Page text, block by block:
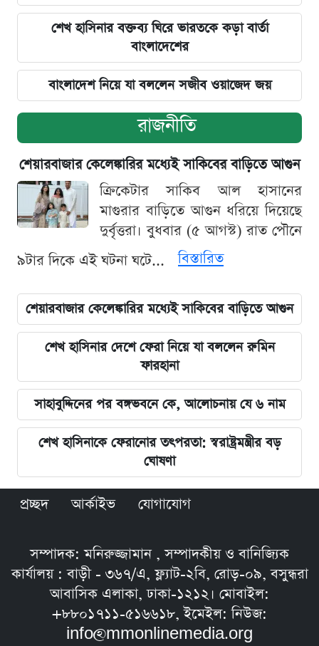
শেখ হাসিনার বক্তব্য ঘিরে ভারতকে কড়া বার্তা
বাংলাদেশের
বাংলাদেশ নিয়ে যা বললেন সজীব ওয়াজেদ জয়
রাজনীতি
শেয়ারবাজার কেলেঙ্কারির মধ্যেই সাকিবের বাড়িতে আগুন
ক্রিকেটার সাকিব আল হাসানের
মাগুরার বাড়িতে আগুন ধরিয়ে দিয়েছে
দুর্বৃত্তরা। বুধবার (৫ আগস্ট) রাত পৌনে
৯টার দিকে এই ঘটনা ঘটে...
বিস্তারিত
শেয়ারবাজার কেলেঙ্কারির মধ্যেই সাকিবের বাড়িতে আগুন
শেখ হাসিনার দেশে ফেরা নিয়ে যা বললেন রুমিন
ফারহানা
সাহাবুদ্দিনের পর বঙ্গভবনে কে, আলোচনায় যে ৬ নাম
শেখ হাসিনাকে ফেরানোর তৎপরতা: স্বরাষ্ট্রমন্ত্রীর বড়
ঘোষণা
প্রচ্ছদ আর্কাইভ যোগাযোগ
সম্পাদক: মনিরুজ্জামান , সম্পাদকীয় ও বানিজ্যিক
কার্যালয় : বাড়ী - ৩৬৭/এ, ফ্ল্যাট-২বি, রোড়-০৯, বসুন্ধরা
আবাসিক এলাকা, ঢাকা-১২১২। মোবাইল:
+৮৮০১৭১১-৫১৬৬১৮, ইমেইল: নিউজ:
info@mmonlinemedia.org